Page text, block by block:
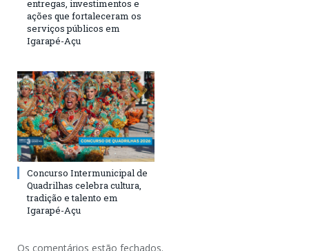
entregas, investimentos e
ações que fortaleceram os
serviços públicos em
Igarapé-Açu
Concurso Intermunicipal de
Quadrilhas celebra cultura,
tradição e talento em
Igarapé-Açu
Os comentários estão fechados.